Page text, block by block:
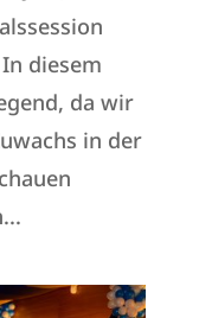
diesem
da wir
in der